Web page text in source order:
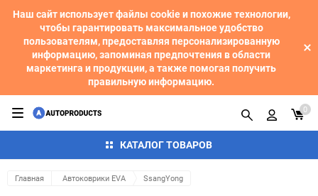
Наш сайт использует файлы cookie и похожие технологии,
чтобы гарантировать максимальное удобство
пользователям, предоставляя персонализированную
информацию, запоминая предпочтения в области
маркетинга и продукции, а также помогая получить
правильную информацию.
КАТАЛОГ ТОВАРОВ
0
Главная Автоковрики EVA SsangYong